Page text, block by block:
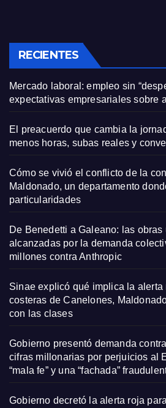
RECIENTES
Mercado laboral: empleo sin
expectativas empresariales sobre
El preacuerdo que cambia la
menos horas, subas reales y
Cómo se vivió el conflicto de la
Maldonado, un departamento
particularidades
De Benedetti a Galeano: las obras
alcanzadas por la demanda
millones contra Anthropic
Sinae explicó qué implica la alerta
costeras de Canelones,
con las clases
Gobierno presentó demanda
cifras millonarias por perjuicios al
“mala fe” y una “fachada”
Gobierno decretó la alerta roja